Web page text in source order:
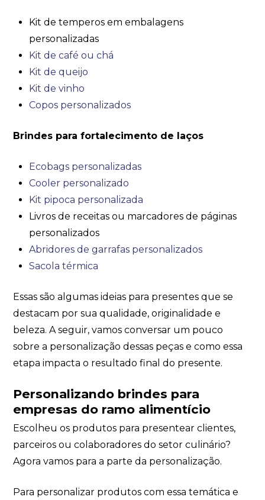
Kit de temperos em embalagens
personalizadas
Kit de café ou chá
Kit de queijo
Kit de vinho
Copos personalizados
Brindes para fortalecimento de laços
Ecobags personalizadas
Cooler personalizado
Kit pipoca personalizada
Livros de receitas ou marcadores de páginas
personalizados
Abridores de garrafas personalizados
Sacola térmica
Essas são algumas ideias para presentes que se
destacam por sua qualidade, originalidade e
beleza. A seguir, vamos conversar um pouco
sobre a personalização dessas peças e como essa
etapa impacta o resultado final do presente.
Personalizando brindes para
empresas do ramo alimentício
Escolheu os produtos para presentear clientes,
parceiros ou colaboradores do setor culinário?
Agora vamos para a parte da personalização.
Para personalizar produtos com essa temática e